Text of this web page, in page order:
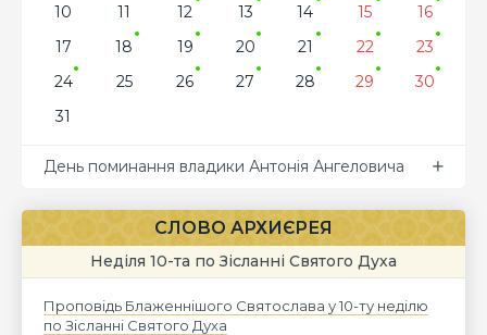
10
11 12 13 14 15
16
17
18 19 20 21 22
23
24
25 26 27 28 29
30
31
День поминання владики Антонія Ангеловича
СЛОВО АРХИЄРЕЯ
Неділя 10-та по Зісланні Святого Духа
Проповідь Блаженнішого Святослава у 10-ту неділю
по Зісланні Святого Духа